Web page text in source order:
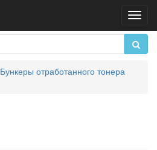
Бункеры отработанного тонера